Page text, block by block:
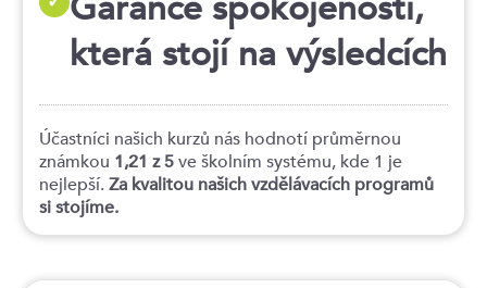
která stojí na výsledcích
Účastníci našich kurzů nás hodnotí průměrnou
známkou 1,21 z 5ve školním systému, kde 1 je
nejlepší. Za kvalitou našich vzdělávacích programů
si stojíme.